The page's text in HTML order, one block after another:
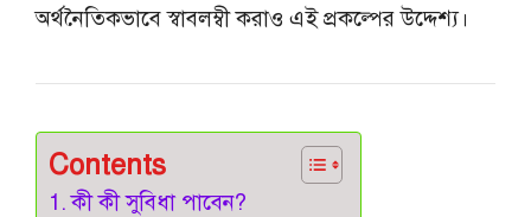
অর্থনৈতিকভাবে স্বাবলম্বী করাও এই প্রকল্পের উদ্দেশ্য।
Contents
কী কী সুবিধা পাবেন?